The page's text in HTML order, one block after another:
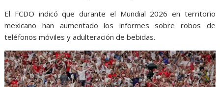
El FCDO indicó que durante el Mundial 2026 en territorio
mexicano han aumentado los informes sobre robos de
teléfonos móviles y adulteración de bebidas.